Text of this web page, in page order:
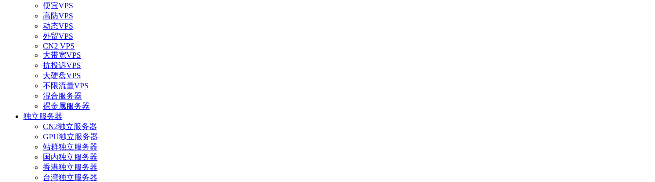
便宜VPS
高防VPS
动态VPS
外贸VPS
CN2 VPS
大带宽VPS
抗投诉VPS
大硬盘VPS
不限流量VPS
混合服务器
裸金属服务器
独立服务器
CN2独立服务器
GPU独立服务器
站群独立服务器
国内独立服务器
香港独立服务器
台湾独立服务器